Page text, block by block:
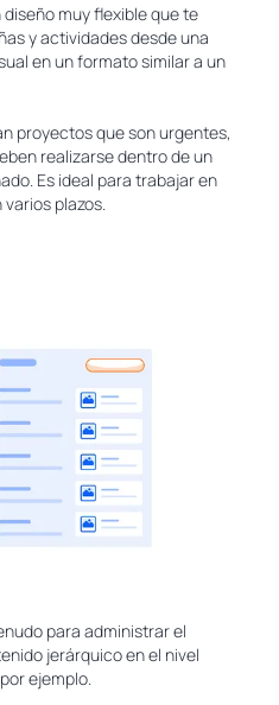
muy flexible que te
y actividades desde una
en un formato similar a un
proyectos que son urgentes,
realizarse dentro de un
Es ideal para trabajar en
plazos.
para administrar el
jerárquico en el nivel
ejemplo.